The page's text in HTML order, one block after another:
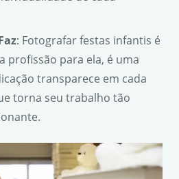
: Fotografar festas infantis é
profissão para ela, é uma
transparece em cada
torna seu trabalho tão